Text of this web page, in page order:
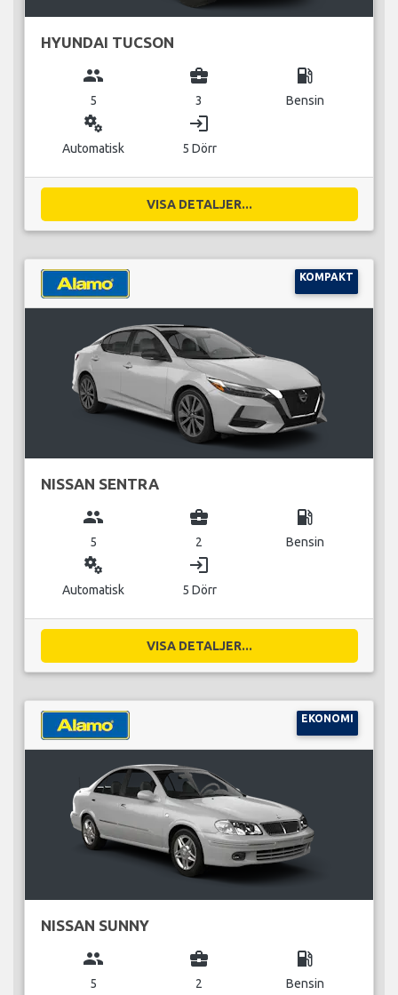
HYUNDAI TUCSON
group
5
business_center
3
local_gas_station
Bensin
miscellaneous_services
Automatisk
login
5 Dörr
VISA DETALJER...
KOMPAKT
NISSAN SENTRA
group
5
business_center
2
local_gas_station
Bensin
miscellaneous_services
Automatisk
login
5 Dörr
VISA DETALJER...
EKONOMI
NISSAN SUNNY
group
5
business_center
2
local_gas_station
Bensin